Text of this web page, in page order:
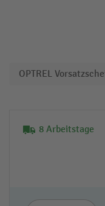
8 Arbeitstage